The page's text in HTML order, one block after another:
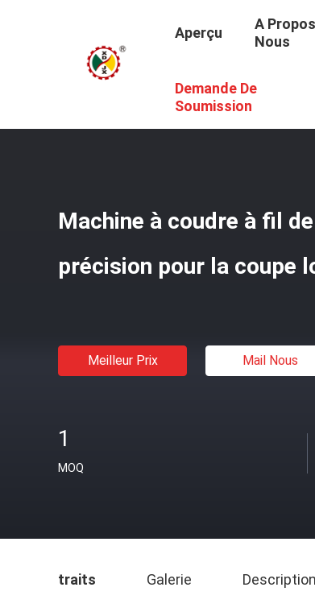
Aperçu
A
Nous
Demande De
Soumission
Diamond Wire Saw Machine
Machine à coudre à fil
précision pour la coupe
Meilleur Prix Mail Nous
1
MOQ
traits Galerie